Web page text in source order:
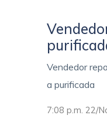
Vendedor
a purificada
7:08 p.m. 22/